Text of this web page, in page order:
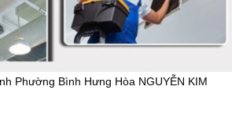
Phường Bình Hưng Hòa NGUYỄN KIM